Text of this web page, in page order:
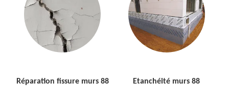
Réparation fissure murs 88 Etanchéité murs 88